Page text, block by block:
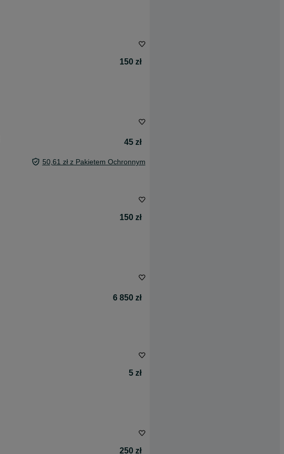
150 zł
45 zł
50,61 zł z Pakietem Ochronnym
150 zł
6 850 zł
5 zł
250 zł